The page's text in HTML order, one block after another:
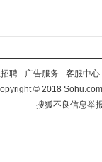
聘 - 广告服务 - 客服中心
©2018
搜狐不良信息举